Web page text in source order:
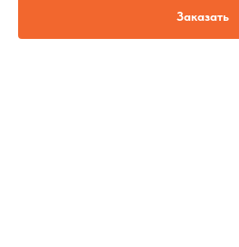
Заказать